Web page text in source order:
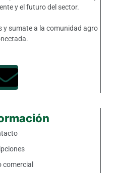
y el futuro del sector.
y sumate a la comunidad agro